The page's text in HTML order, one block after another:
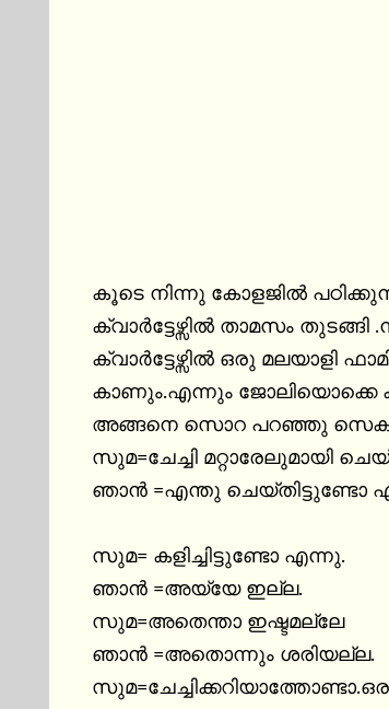
കൂടെ നിന്നു കോളജിൽ
ക്വാർട്ടേഴ്സിൽ താമസം
ക്വാർട്ടേഴ്സിൽ ഒരു മലയാളി
കാണും.എന്നും ജോലിയൊക്കെ
അങ്ങനെ സൊറ പറഞ്ഞു
സുമ=ചേച്ചി മറ്റാരേലുമായി
ഞാൻ =എന്തു ചെയ്തിട്ടുണ്ടോ
സുമ= കളിച്ചിട്ടുണ്ടോ എന്നു.
ഞാൻ =അയ്യേ ഇല്ല.
സുമ=അതെന്താ ഇഷ്ടമല്ലേ
ഞാൻ =അതൊന്നും ശരിയല്ല.